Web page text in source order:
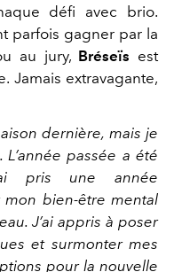
défi avec brio.
parfois gagner par la
au jury, Bréseïs est
Jamais extravagante,
dernière, mais je
passée a été
pris une année
bien-être mental
J’ai appris à poser
et surmonter mes
pour la nouvelle